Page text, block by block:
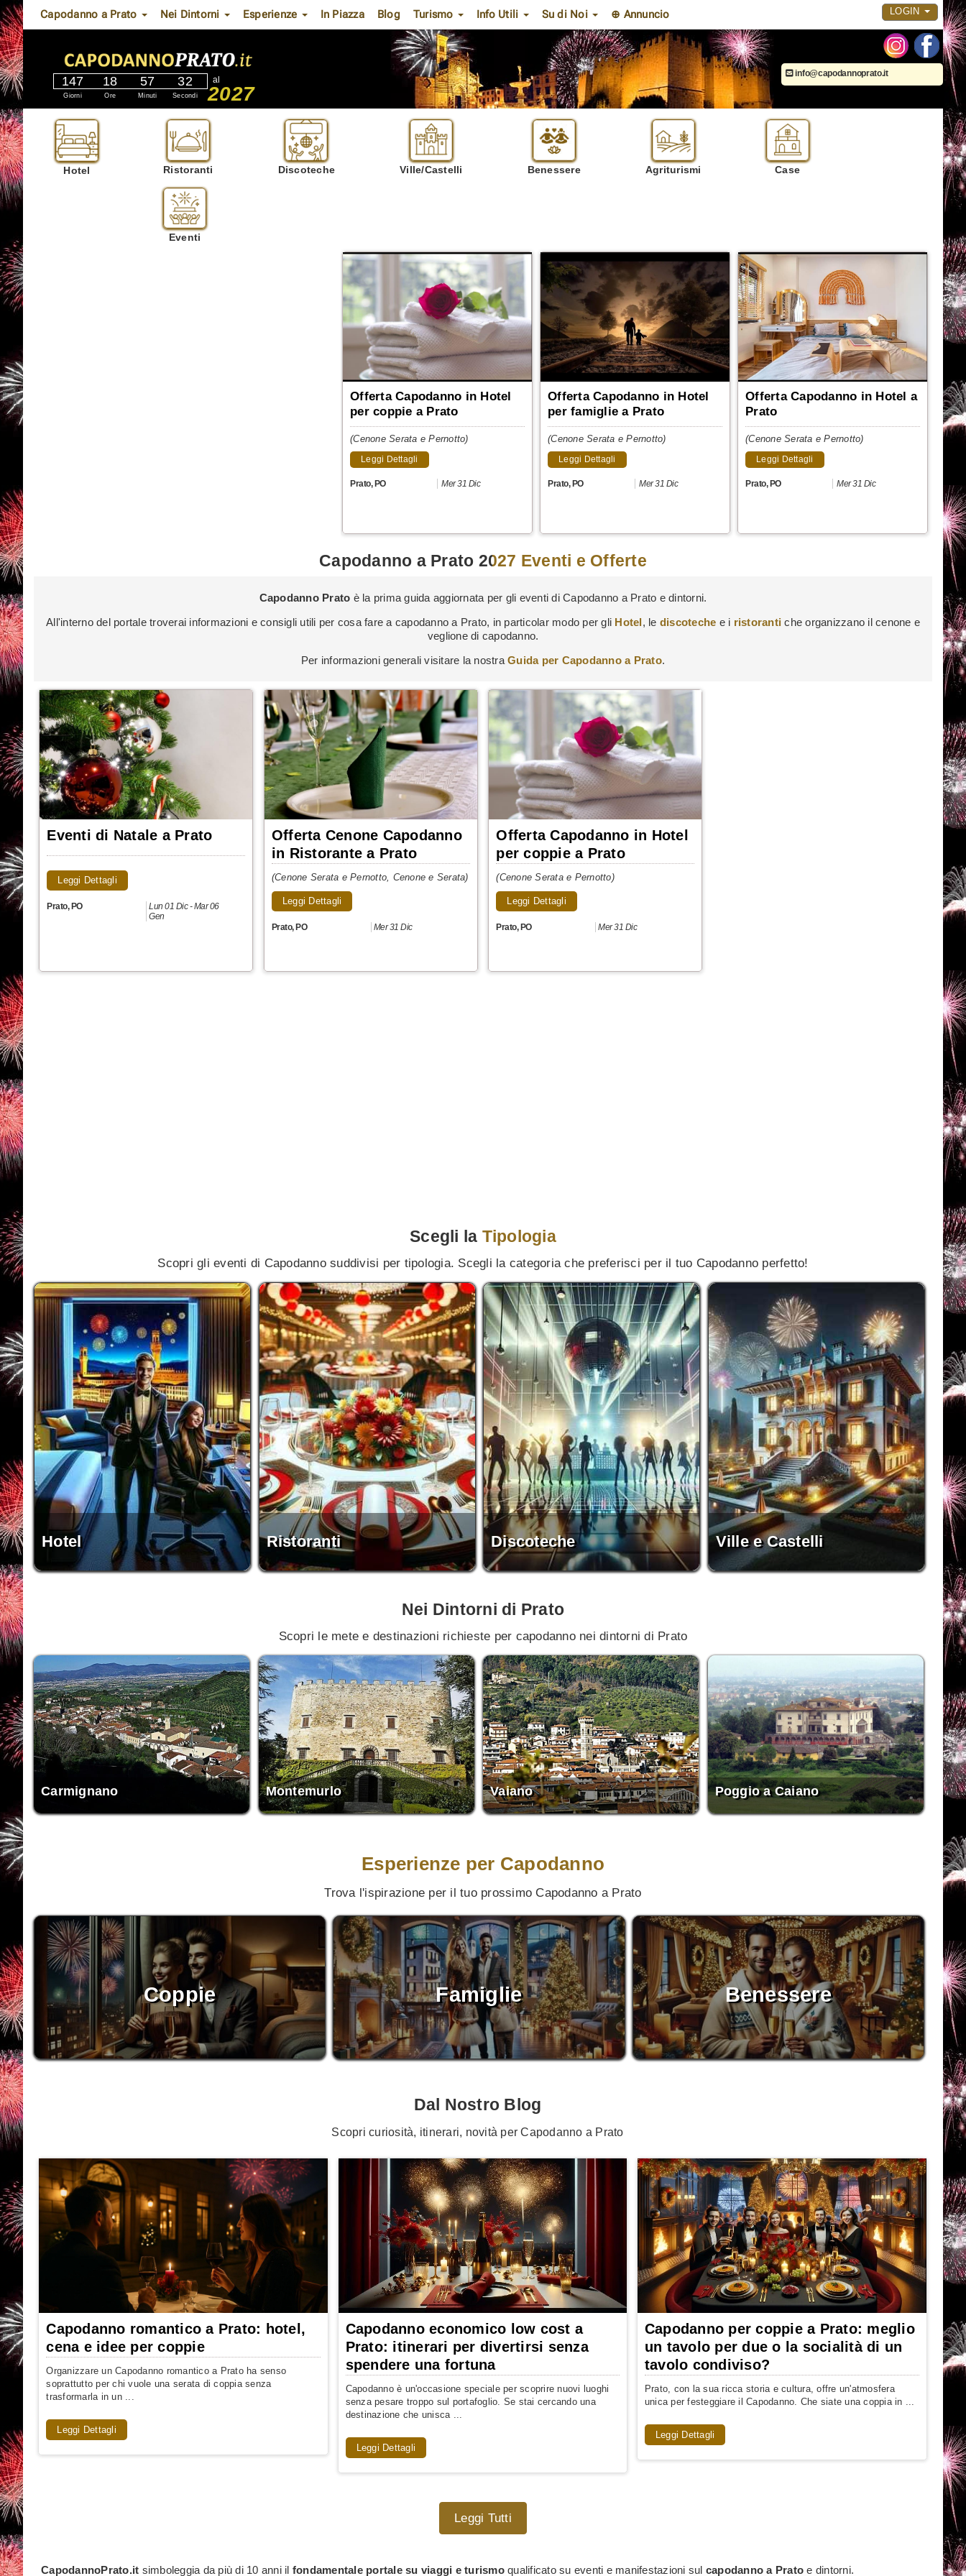
Capodanno a Prato Nei Dintorni Esperienze In Piazza Blog Turismo Info Utili Su di Noi ⊕ Annuncio LOGIN
147
Giorni
18
Ore
57
Minuti
30
Secondi
al
2027
info@capodannoprato.it
Hotel Ristoranti Discoteche Ville/Castelli Benessere Agriturismi Case
Eventi
Offerta Capodanno in Hotel
per coppie a Prato
(Cenone Serata e Pernotto)
Leggi Dettagli
Prato, PO Mer 31 Dic
Offerta Capodanno in Hotel
per famiglie a Prato
(Cenone Serata e Pernotto)
Leggi Dettagli
Prato, PO Mer 31 Dic
Offerta Capodanno in Hotel a
Prato
(Cenone Serata e Pernotto)
Leggi Dettagli
Prato, PO Mer 31 Dic
Capodanno a Prato 2027 Eventi e Offerte
Capodanno Prato è la prima guida aggiornata per gli eventi di Capodanno a Prato e dintorni.
All'interno del portale troverai informazioni e consigli utili per cosa fare a capodanno a Prato, in particolar modo per gli Hotel, le discoteche e i ristoranti che organizzano il cenone e
veglione di capodanno.
Per informazioni generali visitare la nostraGuida per Capodanno a Prato.
Eventi di Natale a Prato
Leggi Dettagli
Prato, PO
Lun 01 Dic - Mar 06
Gen
Offerta Cenone Capodanno
in Ristorante a Prato
(Cenone Serata e Pernotto, Cenone e Serata)
Leggi Dettagli
Prato, PO Mer 31 Dic
Offerta Capodanno in Hotel
per coppie a Prato
(Cenone Serata e Pernotto)
Leggi Dettagli
Prato, PO Mer 31 Dic
Scegli la Tipologia
Scopri gli eventi di Capodanno suddivisi per tipologia. Scegli la categoria che preferisci per il tuo Capodanno perfetto!
Hotel Ristoranti Discoteche Ville e Castelli
Nei Dintorni di Prato
Scopri le mete e destinazioni richieste per capodanno nei dintorni di Prato
Carmignano Montemurlo Vaiano Poggio a Caiano
Esperienze per Capodanno
Trova l'ispirazione per il tuo prossimo Capodanno a Prato
Coppie Famiglie Benessere
Dal Nostro Blog
Scopri curiosità, itinerari, novità per Capodanno a Prato
Capodanno romantico a Prato: hotel,
cena e idee per coppie
Organizzare un Capodanno romantico a Prato ha senso
soprattutto per chi vuole una serata di coppia senza
trasformarla in un ...
Leggi Dettagli
Capodanno economico low cost a
Prato: itinerari per divertirsi senza
spendere una fortuna
Capodanno è un'occasione speciale per scoprire nuovi luoghi
senza pesare troppo sul portafoglio. Se stai cercando una
destinazione che unisca ...
Leggi Dettagli
Capodanno per coppie a Prato: meglio
un tavolo per due o la socialità di un
tavolo condiviso?
Prato, con la sua ricca storia e cultura, offre un'atmosfera
unica per festeggiare il Capodanno. Che siate una coppia in ...
Leggi Dettagli
Leggi Tutti
CapodannoPrato.it simboleggia da più di 10 anni il fondamentale portale su viaggi e turismoqualificato su eventi e manifestazioni sul capodanno a Prato e dintorni.